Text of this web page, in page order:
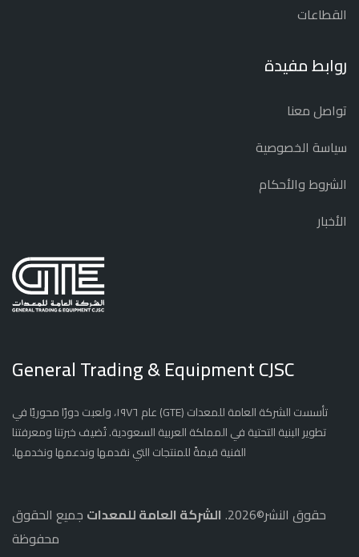
القطاعات
روابط مفيدة
تواصل معنا
سياسة الخصوصية
الشروط والأحكام
الأخبار
General Trading & Equipment CJSC
تأسست الشركة العامة للمعدات (GTE) عام ١٩٧٦، ولعبت دورًا محوريًا في
تطوير البنية التحتية في المملكة العربية السعودية. تُضيف خبرتنا ومعرفتنا
الفنية قيمةً للمنتجات التي نقدمها وندعمها ونخدمها.
حقوق النشر©2026. الشركة العامة للمعدات جميع الحقوق
محفوظة